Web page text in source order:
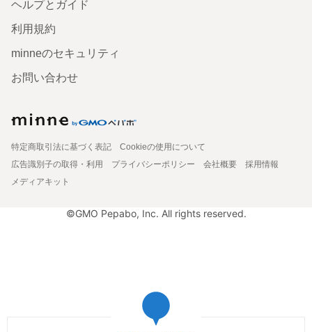
ヘルプとガイド
利用規約
minneのセキュリティ
お問い合わせ
特定商取引法に基づく表記
Cookieの使用について
広告識別子の取得・利用
プライバシーポリシー 会社概要
採用情報
メディアキット
©GMO Pepabo, Inc. All rights reserved.